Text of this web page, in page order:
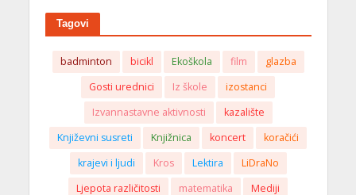
Tagovi
badminton bicikl Ekoškola film
glazba
Gosti urednici
Iz škole
izostanci
Izvannastavne aktivnosti
kazalište
Književni susreti
Knjižnica koncert
koračići
krajevi i ljudi
Kros Lektira
LiDraNo
Ljepota različitosti
matematika
Mediji